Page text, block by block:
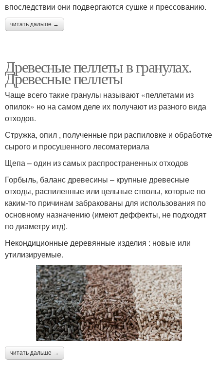
впоследствии они подвергаются сушке и прессованию.
читать дальше →
Древесные пеллеты в гранулах.
Древесные пеллеты
Чаще всего такие гранулы называют «пеллетами из
опилок» но на самом деле их получают из разного вида
отходов.
Стружка, опил , полученные при распиловке и обработке
сырого и просушенного лесоматериала
Щепа – один из самых распространенных отходов
Горбыль, баланс древесины – крупные древесные
отходы, распиленные или цельные стволы, которые по
каким-то причинам забракованы для использования по
основному назначению (имеют деффекты, не подходят
по диаметру итд).
Некондиционные деревянные изделия : новые или
утилизируемые.
читать дальше →